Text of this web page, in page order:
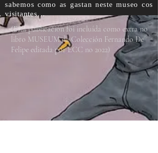
sabemos como as gastan neste museo cos
visitantes…
(Esta publicación foi incluída como extra no
libro MUSEUM da Colección Fernando De
Felipe editada por ECC no 2022)